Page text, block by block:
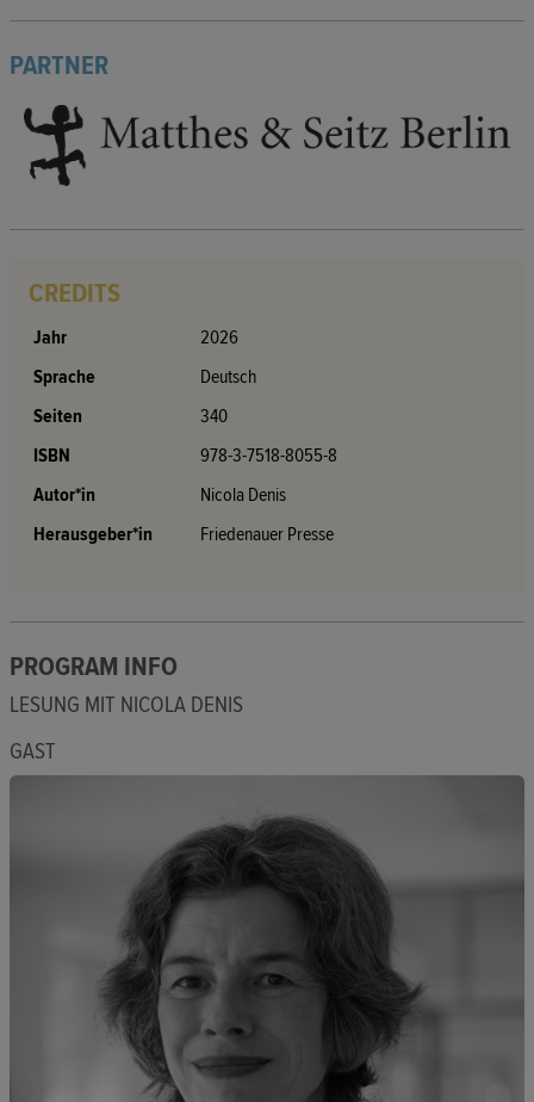
PARTNER
CREDITS
Jahr
2026
Sprache
Deutsch
Seiten
340
ISBN
978-3-7518-8055-8
Autor*in
Nicola Denis
Herausgeber*in
Friedenauer Presse
PROGRAM INFO
LESUNG MIT NICOLA DENIS
GAST